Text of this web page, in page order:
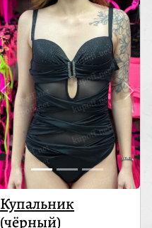
Купальник
(чёрный)